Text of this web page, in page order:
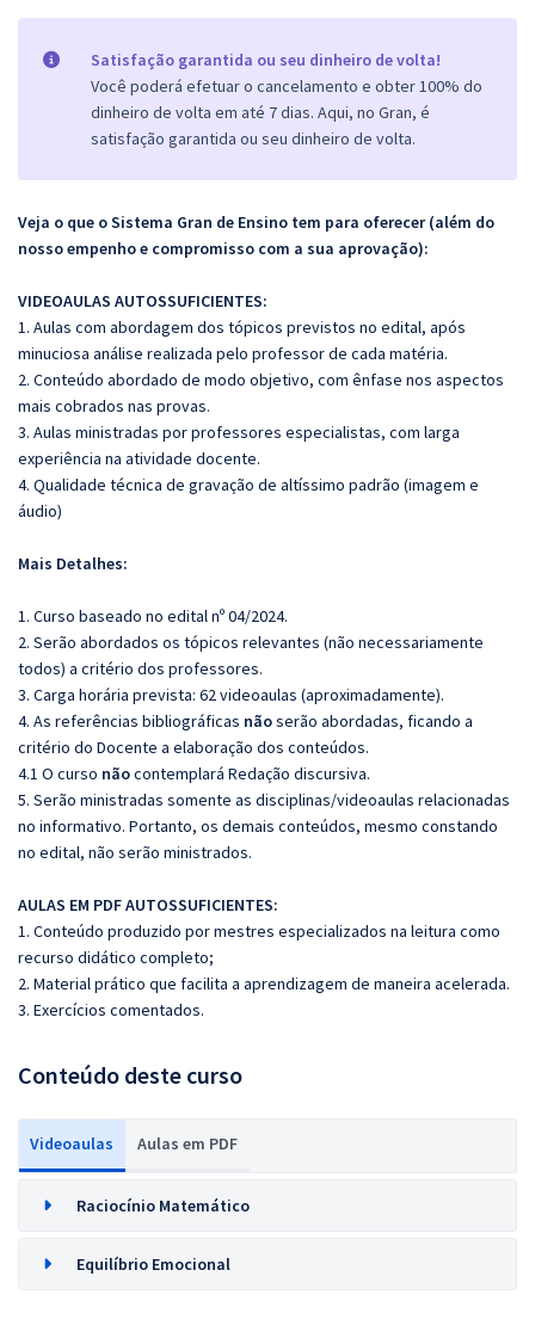
Satisfação garantida ou seu dinheiro de volta!
Você poderá efetuar o cancelamento e obter 100% do
dinheiro de volta em até 7 dias. Aqui, no Gran, é
satisfação garantida ou seu dinheiro de volta.
Veja o que o Sistema Gran de Ensino tem para oferecer (além do
nosso empenho e compromisso com a sua aprovação):
VIDEOAULAS AUTOSSUFICIENTES:
1. Aulas com abordagem dos tópicos previstos no edital, após
minuciosa análise realizada pelo professor de cada matéria.
2. Conteúdo abordado de modo objetivo, com ênfase nos aspectos
mais cobrados nas provas.
3. Aulas ministradas por professores especialistas, com larga
experiência na atividade docente.
4. Qualidade técnica de gravação de altíssimo padrão (imagem e
áudio)
Mais Detalhes:
1. Curso baseado no edital nº 04/2024.
2. Serão abordados os tópicos relevantes (não necessariamente
todos) a critério dos professores.
3. Carga horária prevista: 62 videoaulas (aproximadamente).
4. As referências bibliográficas nãoserão abordadas, ficando a
critério do Docente a elaboração dos conteúdos.
4.1 O curso nãocontemplará Redação discursiva.
5. Serão ministradas somente as disciplinas/videoaulas relacionadas
no informativo. Portanto, os demais conteúdos, mesmo constando
no edital, não serão ministrados.
AULAS EM PDF AUTOSSUFICIENTES:
1. Conteúdo produzido por mestres especializados na leitura como
recurso didático completo;
2. Material prático que facilita a aprendizagem de maneira acelerada.
3. Exercícios comentados.
Conteúdo deste curso
Videoaulas Aulas em PDF
Raciocínio Matemático
Equilíbrio Emocional